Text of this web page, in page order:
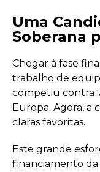
Uma
Soberana
Chegar à fase
trabalho de
competiu contra
Europa. Agora, a
claras favoritas.
Este grande
financiamento da